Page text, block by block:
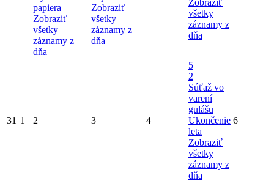
papiera
Zobraziť
všetky
záznamy z
dňa
Zobraziť
všetky
záznamy z
dňa
Zobraziť
všetky
záznamy z
dňa
31 1 2 3 4
5
2
Súťaž vo
varení
gulášu
Ukončenie
leta
Zobraziť
všetky
záznamy z
dňa
6